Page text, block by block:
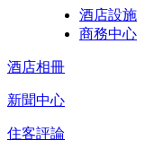
酒店設施
商務中心
酒店相冊
新聞中心
住客評論